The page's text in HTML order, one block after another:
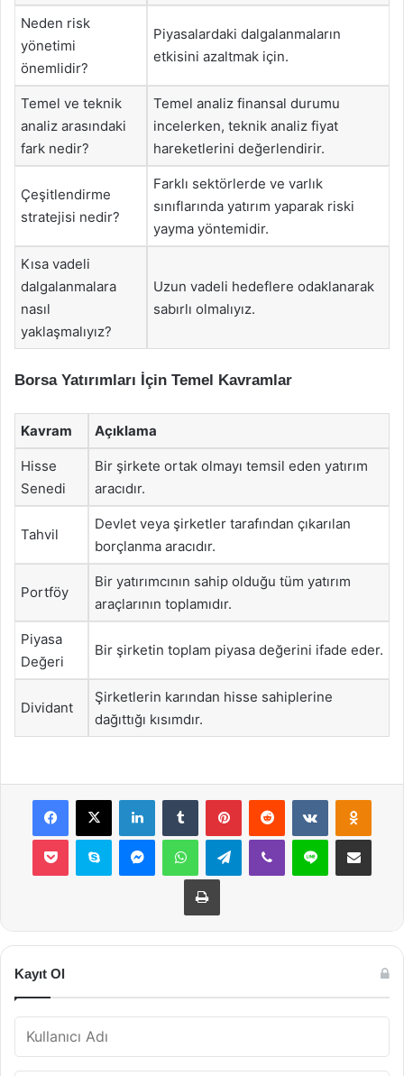
Neden risk
yönetimi
önemlidir?
Piyasalardaki dalgalanmaların
etkisini azaltmak için.
Temel ve teknik
analiz arasındaki
fark nedir?
Temel analiz finansal durumu
incelerken, teknik analiz fiyat
hareketlerini değerlendirir.
Çeşitlendirme
stratejisi nedir?
Farklı sektörlerde ve varlık
sınıflarında yatırım yaparak riski
yayma yöntemidir.
Kısa vadeli
dalgalanmalara
nasıl
yaklaşmalıyız?
Uzun vadeli hedeflere odaklanarak
sabırlı olmalıyız.
Borsa Yatırımları İçin Temel Kavramlar
Kavram Açıklama
Hisse
Senedi
Bir şirkete ortak olmayı temsil eden yatırım
aracıdır.
Tahvil
Devlet veya şirketler tarafından çıkarılan
borçlanma aracıdır.
Portföy
Bir yatırımcının sahip olduğu tüm yatırım
araçlarının toplamıdır.
Piyasa
Değeri
Bir şirketin toplam piyasa değerini ifade eder.
Dividant
Şirketlerin karından hisse sahiplerine
dağıttığı kısımdır.
Facebook
X LinkedInTumblr PinterestReddit VKontakte
Pocket Skype MessengerWhatsAppTelegramViber Line E-Posta ile
Yazdır
Kayıt Ol